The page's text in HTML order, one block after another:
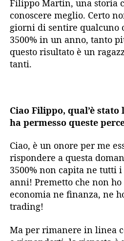
Filippo Martin, una storia
conoscere meglio. Certo
giorni di sentire qualcuno
3500% in un anno, tanto
questo risultato è un
tanti.
Ciao Filippo, qual’è
ha permesso queste
Ciao, è un onore per me
rispondere a questa
3500% non capita ne tutti
anni! Premetto che non
economia ne finanza, ne
trading!
Ma per rimanere in linea